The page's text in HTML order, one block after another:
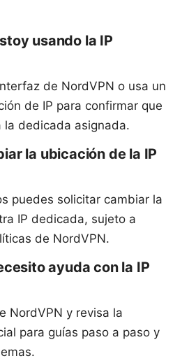
usando la IP
de NordVPN o usa un
de IP para confirmar que
la dedicada asignada.
la ubicación de la IP
puedes solicitar cambiar la
IP dedicada, sujeto a
de NordVPN.
ayuda con la IP
NordVPN y revisa la
para guías paso a paso y